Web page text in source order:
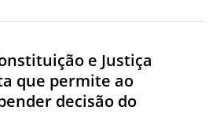
e Justiça
que permite ao
decisão do